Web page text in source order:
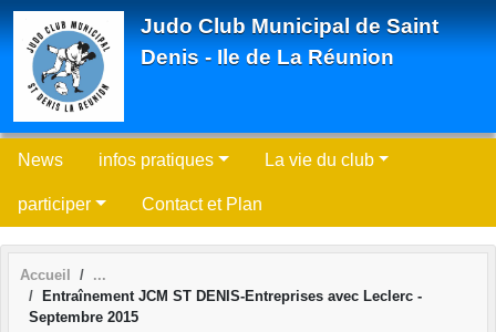
Judo Club Municipal de Saint
Denis - Ile de La Réunion
News infos pratiques La vie du club
participer Contact et Plan
Accueil
Entraînement JCM ST DENIS-Entreprises avec Leclerc -
Septembre 2015
Panneau de gestion des cookies